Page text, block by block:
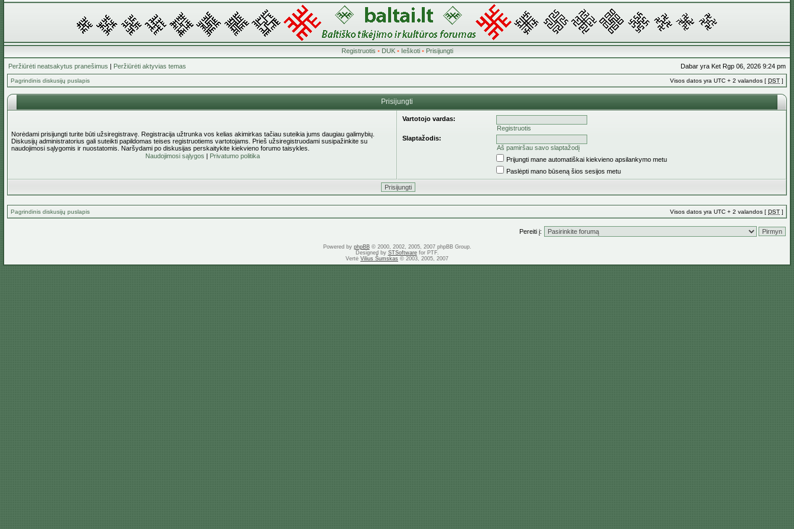
Registruotis • DUK• Ieškoti• Prisijungti
Peržiūrėti neatsakytus pranešimus | Peržiūrėti aktyvias temas Dabar yra Ket Rgp 06, 2026 9:24 pm
Pagrindinis diskusijų puslapis Visos datos yra UTC + 2 valandos [ DST ]
Prisijungti
Norėdami prisijungti turite būti užsiregistravę. Registracija užtrunka vos kelias akimirkas tačiau suteikia jums daugiau galimybių.
Diskusijų administratorius gali suteikti papildomas teises registruotiems vartotojams. Prieš užsiregistruodami susipažinkite su
naudojimosi sąlygomis ir nuostatomis. Naršydami po diskusijas perskaitykite kiekvieno forumo taisykles.
Naudojimosi sąlygos | Privatumo politika
Vartotojo vardas:
Registruotis
Slaptažodis:
Aš pamiršau savo slaptažodį
Prijungti mane automatiškai kiekvieno apsilankymo metu
Paslėpti mano būseną šios sesijos metu
Pagrindinis diskusijų puslapis Visos datos yra UTC + 2 valandos [ DST ]
Pereiti į:
Powered by phpBB© 2000, 2002, 2005, 2007 phpBB Group.
Designed by STSoftwarefor PTF.
Vertė Vilius Šumskas © 2003, 2005, 2007